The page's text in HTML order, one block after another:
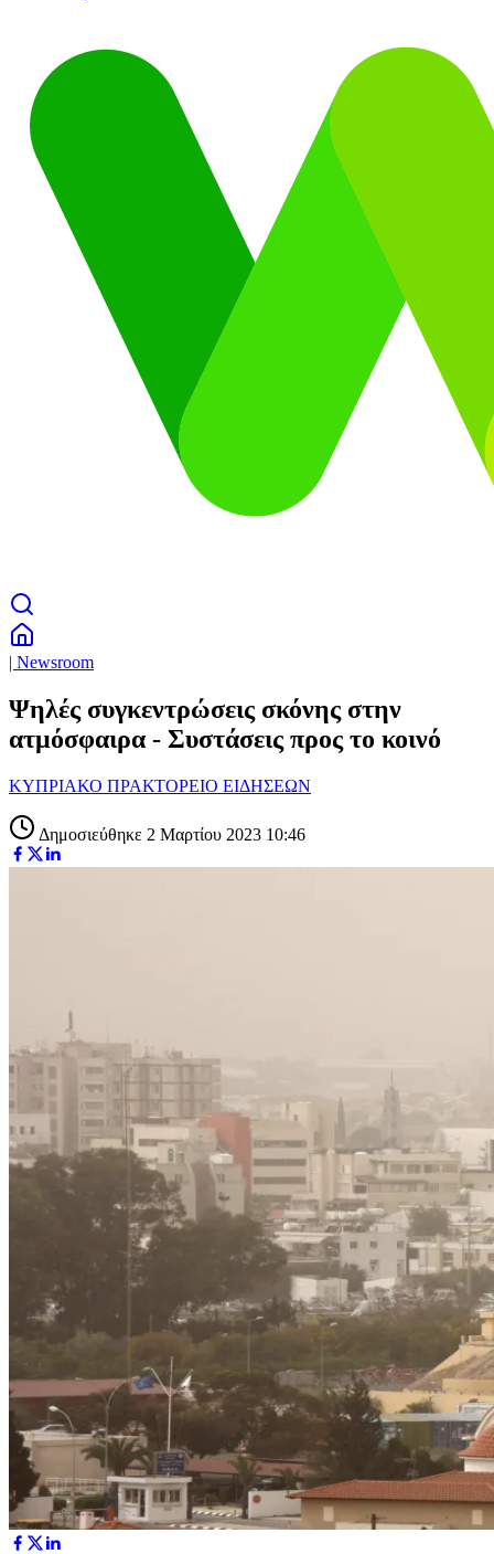
| Newsroom
Ψηλές συγκεντρώσεις σκόνης στην
ατμόσφαιρα - Συστάσεις προς το κοινό
ΚΥΠΡΙΑΚΟ ΠΡΑΚΤΟΡΕΙΟ ΕΙΔΗΣΕΩΝ
Δημοσιεύθηκε 2 Μαρτίου 2023 10:46